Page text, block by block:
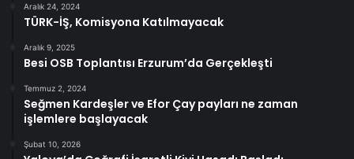
Aralık 24, 2024
TÜRK-İŞ, Komisyona Katılmayacak
Aralık 9, 2025
Besi OSB Toplantısı Erzurum’da Gerçekleşti
Temmuz 2, 2024
Seğmen Kardeşler ve Efor Çay payları ne zaman
işlemlere başlayacak
Şubat 10, 2026